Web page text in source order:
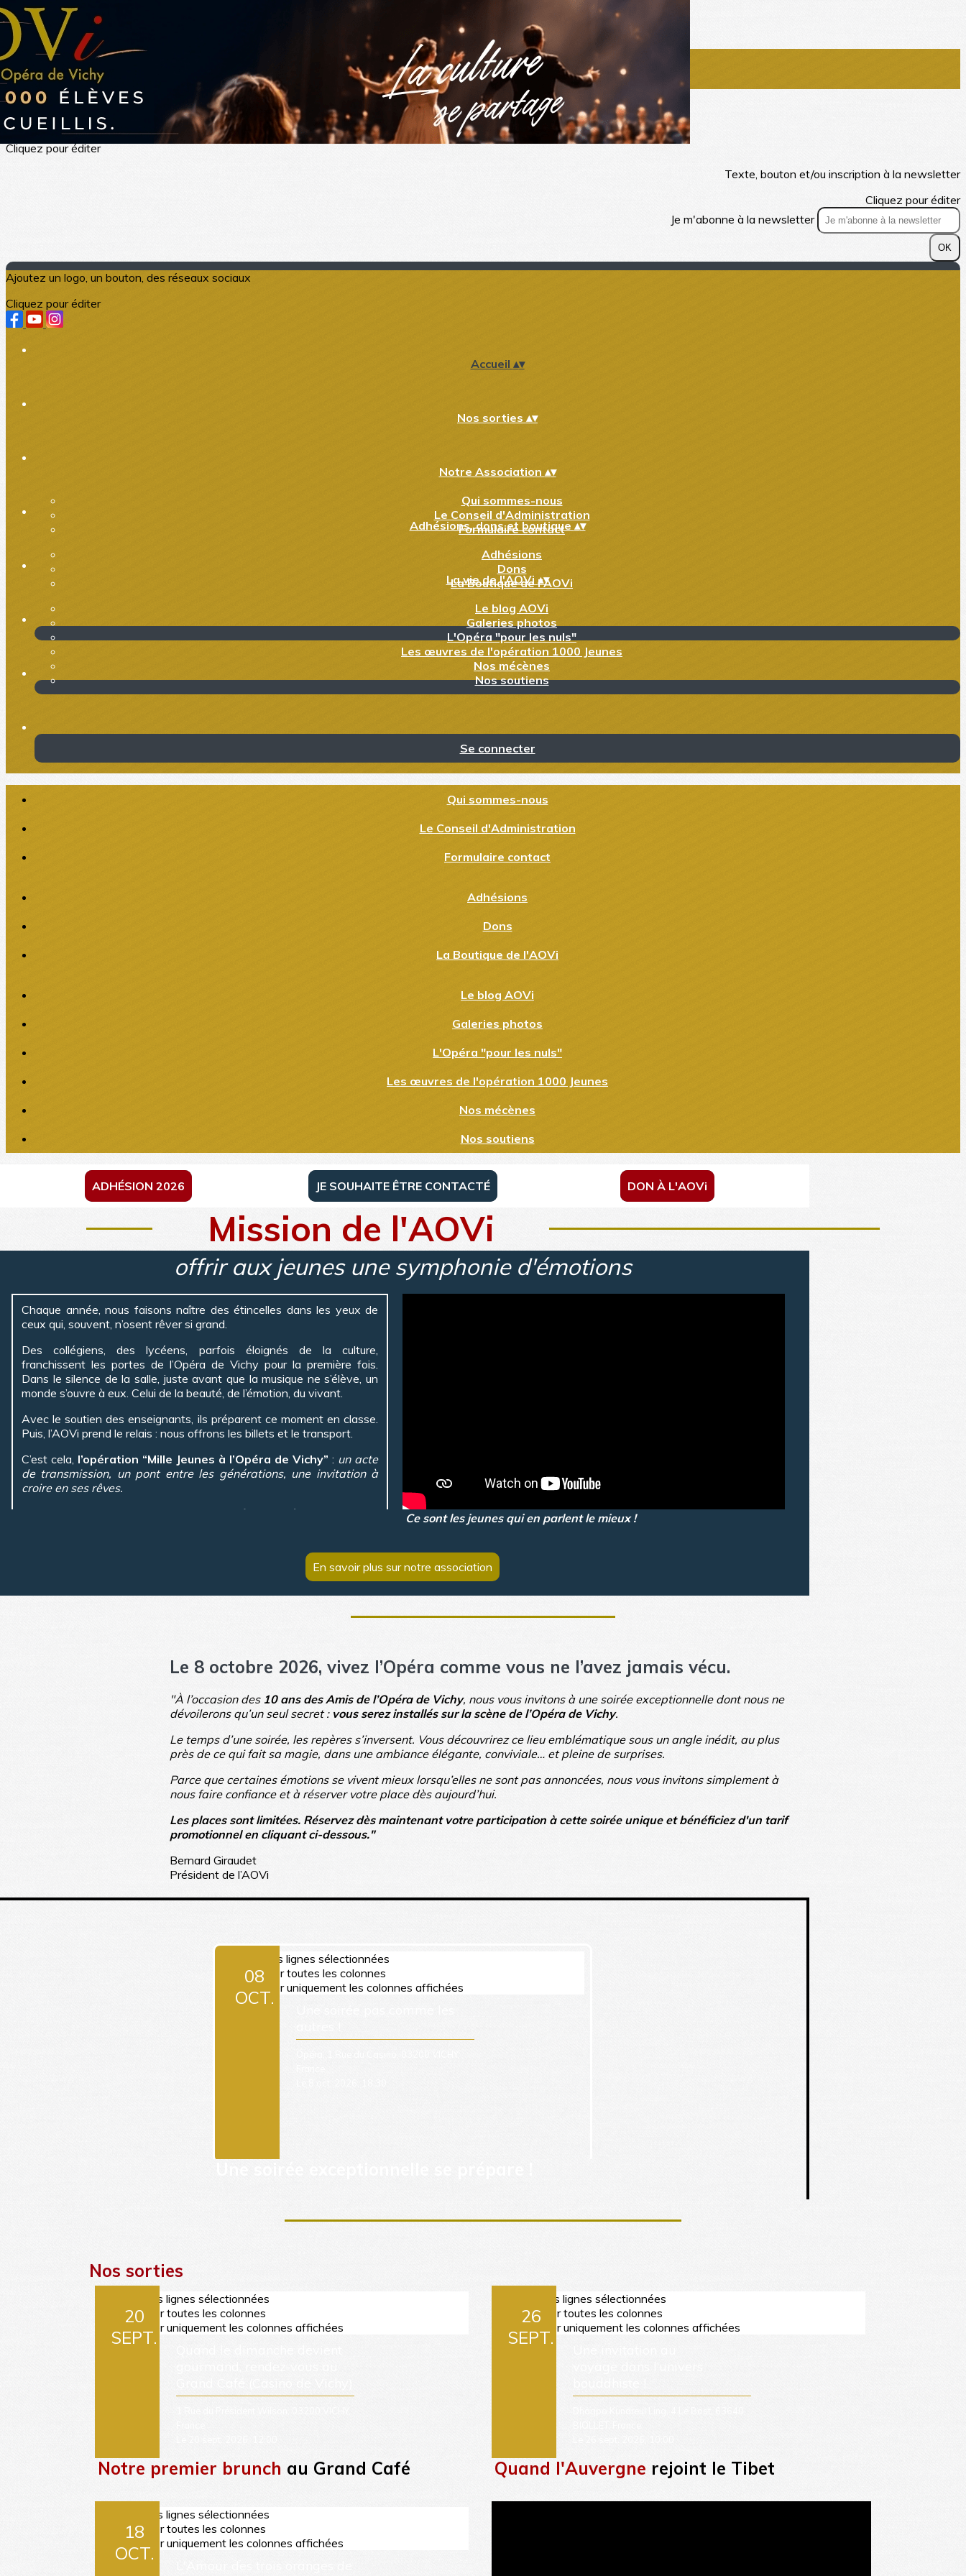
Exporter les lignes sélectionnées
Exporter toutes les colonnes
Exporter uniquement les colonnes affichées
Menu
?>
Images de la page d'accueil
Cliquez pour éditer
Texte, bouton et/ou inscription à la newsletter
Cliquez pour éditer
Je m'abonne à la newsletter
OK
Ajoutez un logo, un bouton, des réseaux sociaux
Cliquez pour éditer
Accueil ▴▾
Nos sorties ▴▾
Notre Association ▴▾
Qui sommes-nous
Le Conseil d'Administration
Formulaire contact
Adhésions, dons et boutique ▴▾
Adhésions
Dons
La Boutique de l'AOVi
La vie de l'AOVi ▴▾
Le blog AOVi
Galeries photos
L'Opéra "pour les nuls"
Les œuvres de l'opération 1000 Jeunes
Nos mécènes
Nos soutiens
Se connecter
Qui sommes-nous
Le Conseil d'Administration
Formulaire contact
Adhésions
Dons
La Boutique de l'AOVi
Le blog AOVi
Galeries photos
L'Opéra "pour les nuls"
Les œuvres de l'opération 1000 Jeunes
Nos mécènes
Nos soutiens
ADHÉSION 2026 JE SOUHAITE ÊTRE CONTACTÉ DON À L'AOVi
Mission de l'AOVi
offrir aux jeunes une symphonie d'émotions
Chaque année, nous faisons naître des étincelles dans les yeux de
ceux qui, souvent, n’osent rêver si grand.
Des collégiens, des lycéens, parfois éloignés de la culture,
franchissent les portes de l’Opéra de Vichy pour la première fois.
Dans le silence de la salle, juste avant que la musique ne s’élève, un
monde s’ouvre à eux. Celui de la beauté, de l’émotion, du vivant.
Avec le soutien des enseignants, ils préparent ce moment en classe.
Puis, l’AOVi prend le relais : nous offrons les billets et le transport.
C’est cela, l’opération “Mille Jeunes à l’Opéra de Vichy” : un acte
de transmission, un pont entre les générations, une invitation à
croire en ses rêves.
Ensemble, offrons une symphonie d'émotions à nos jeunes
Ce sont les jeunes qui en parlent le mieux !
En savoir plus sur notre association
Le 8 octobre 2026, vivez l’Opéra comme vous ne l’avez jamais vécu.
"À l’occasion des 10 ans des Amis de l’Opéra de Vichy, nous vous invitons à une soirée exceptionnelle dont nous ne
dévoilerons qu’un seul secret : vous serez installés sur la scène de l’Opéra de Vichy.
Le temps d’une soirée, les repères s’inversent. Vous découvrirez ce lieu emblématique sous un angle inédit, au plus
près de ce qui fait sa magie, dans une ambiance élégante, conviviale… et pleine de surprises.
Parce que certaines émotions se vivent mieux lorsqu’elles ne sont pas annoncées, nous vous invitons simplement à
nous faire confiance et à réserver votre place dès aujourd’hui.
Les places sont limitées. Réservez dès maintenant votre participation à cette soirée unique et bénéficiez d'un tarif
promotionnel en cliquant ci-dessous."
Bernard Giraudet
Président de l’AOVi
Nos sorties
Quand l'Auvergne rejoint le Tibet
Notre premier brunch au Grand Café